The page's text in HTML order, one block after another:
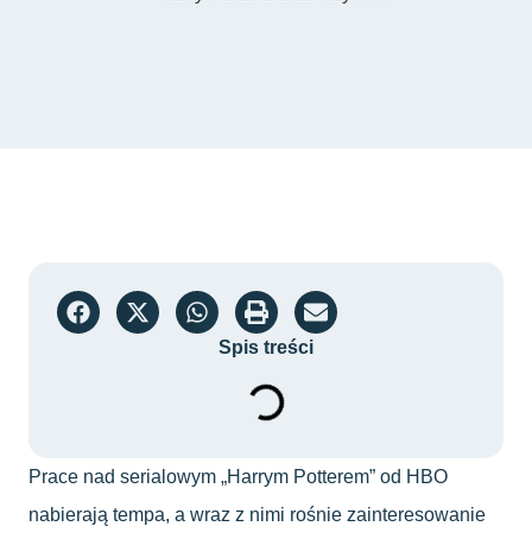
Spis treści
Prace nad serialowym „Harrym Potterem” od HBO
nabierają tempa, a wraz z nimi rośnie zainteresowanie